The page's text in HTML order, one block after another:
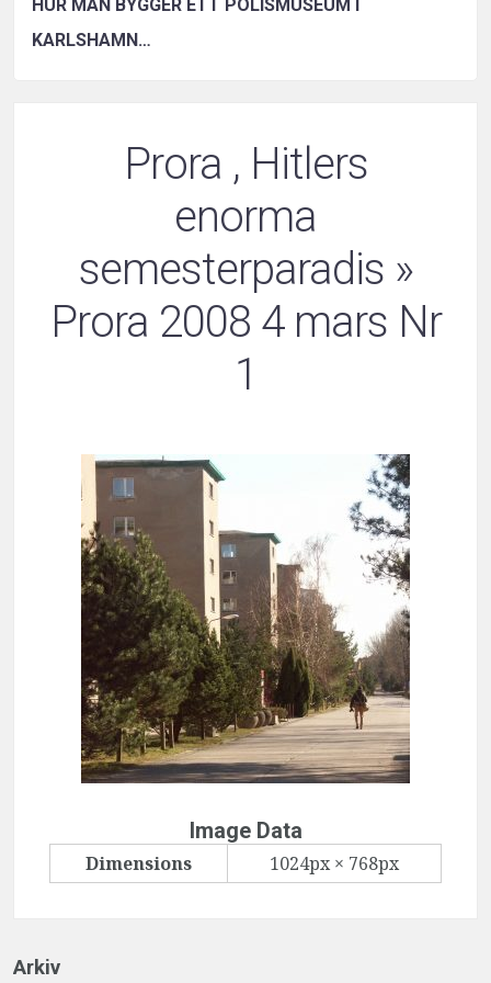
HUR MAN BYGGER ETT POLISMUSEUM I
KARLSHAMN…
Prora , Hitlers
enorma
semesterparadis »
Prora 2008 4 mars Nr
1
Image Data
Dimensions 1024px × 768px
Arkiv